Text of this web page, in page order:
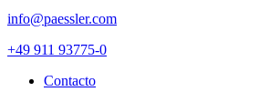
info@paessler.com
+49 911 93775-0
Contacto